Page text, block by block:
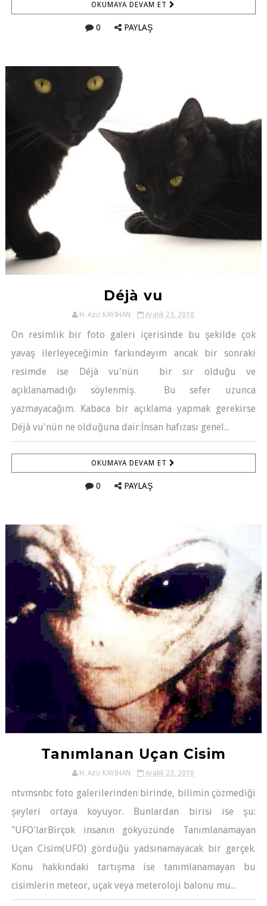
OKUMAYA DEVAM ET
0 PAYLAŞ
Déjà vu
H. Aziz KAYIHAN Aralık 23, 2010
On resimlik bir foto galeri içerisinde bu şekilde çok
yavaş ilerleyeceğimin farkındayım ancak bir sonraki
resimde ise Déjà vu'nün bir sır olduğu ve
açıklanamadığı söylenmiş. Bu sefer uzunca
yazmayacağım. Kabaca bir açıklama yapmak gerekirse
Déjà vu'nün ne olduğuna dair:İnsan hafızası genel...
OKUMAYA DEVAM ET
0 PAYLAŞ
Tanımlanan Uçan Cisim
H. Aziz KAYIHAN Aralık 23, 2010
ntvmsnbc foto galerilerinden birinde, bilimin çözmediği
şeyleri ortaya koyuyor. Bunlardan birisi ise şu:
"UFO'larBirçok insanın gökyüzünde Tanımlanamayan
Uçan Cisim(UFO) gördüğü yadsınamayacak bir gerçek.
Konu hakkındaki tartışma ise tanımlanamayan bu
cisimlerin meteor, uçak veya meteroloji balonu mu...